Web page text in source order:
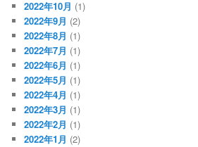
2022年10月 (1)
2022年9月 (2)
2022年8月 (1)
2022年7月 (1)
2022年6月 (1)
2022年5月 (1)
2022年4月 (1)
2022年3月 (1)
2022年2月 (1)
2022年1月 (2)